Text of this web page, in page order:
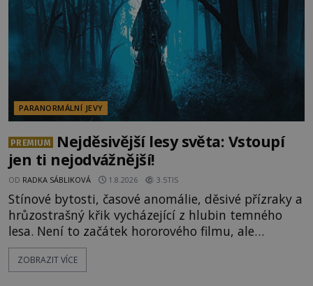
PARANORMÁLNÍ JEVY
PREMIUM
Nejděsivější lesy světa: Vstoupí
jen ti nejodvážnější!
OD RADKA SÁBLIKOVÁ 1.8.2026 3.5TIS
Stínové bytosti, časové anomálie, děsivé přízraky a
hrůzostrašný křik vycházející z hlubin temného
lesa. Není to začátek hororového filmu, ale
události, které popisují návštěvníci lesů, které jsou
označovány jako nejděsivější na světě. Lidé bydlící
ZOBRAZIT VÍCE